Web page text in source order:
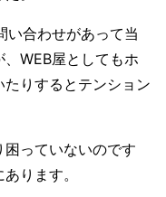
い合わせがあって当
WEB屋としてもホ
りするとテンション
っていないのです
ります。